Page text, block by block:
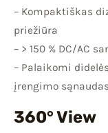
– Kompaktiškas
priežiūra
– > 150 % DC/AC
– Palaikomi
įrengimo sąnaudas
360° View